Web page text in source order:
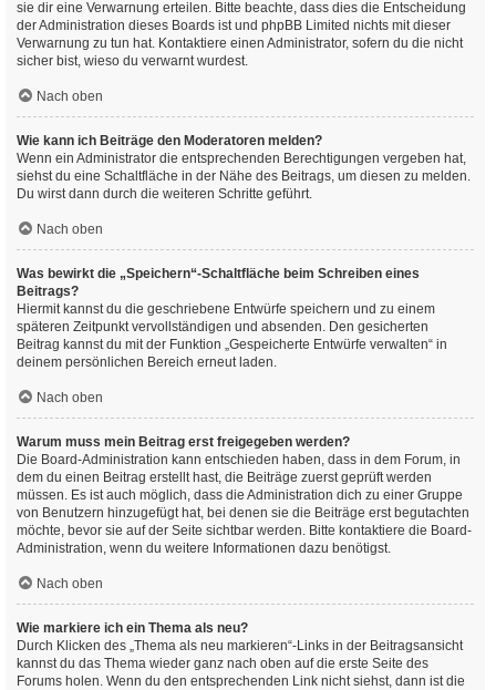
sie dir eine Verwarnung erteilen. Bitte beachte, dass dies die Entscheidung
der Administration dieses Boards ist und phpBB Limited nichts mit dieser
Verwarnung zu tun hat. Kontaktiere einen Administrator, sofern du die nicht
sicher bist, wieso du verwarnt wurdest.
Nach oben
Wie kann ich Beiträge den Moderatoren melden?
Wenn ein Administrator die entsprechenden Berechtigungen vergeben hat,
siehst du eine Schaltfläche in der Nähe des Beitrags, um diesen zu melden.
Du wirst dann durch die weiteren Schritte geführt.
Nach oben
Was bewirkt die „Speichern“-Schaltfläche beim Schreiben eines
Beitrags?
Hiermit kannst du die geschriebene Entwürfe speichern und zu einem
späteren Zeitpunkt vervollständigen und absenden. Den gesicherten
Beitrag kannst du mit der Funktion „Gespeicherte Entwürfe verwalten“ in
deinem persönlichen Bereich erneut laden.
Nach oben
Warum muss mein Beitrag erst freigegeben werden?
Die Board-Administration kann entschieden haben, dass in dem Forum, in
dem du einen Beitrag erstellt hast, die Beiträge zuerst geprüft werden
müssen. Es ist auch möglich, dass die Administration dich zu einer Gruppe
von Benutzern hinzugefügt hat, bei denen sie die Beiträge erst begutachten
möchte, bevor sie auf der Seite sichtbar werden. Bitte kontaktiere die Board-
Administration, wenn du weitere Informationen dazu benötigst.
Nach oben
Wie markiere ich ein Thema als neu?
Durch Klicken des „Thema als neu markieren“-Links in der Beitragsansicht
kannst du das Thema wieder ganz nach oben auf die erste Seite des
Forums holen. Wenn du den entsprechenden Link nicht siehst, dann ist die